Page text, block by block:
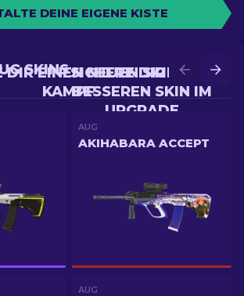
DEINE EIGENE KISTE
SICHERE DIR EINEN
BESSEREN SKIN IM
UPGRADE
DIR EINEN NEUEN SKIN IM
KAMPF
SKINS
AUG
AKIHABARA ACCEPT
AUG